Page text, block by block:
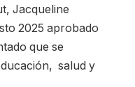
Jacqueline
2025 aprobado
que se
salud y